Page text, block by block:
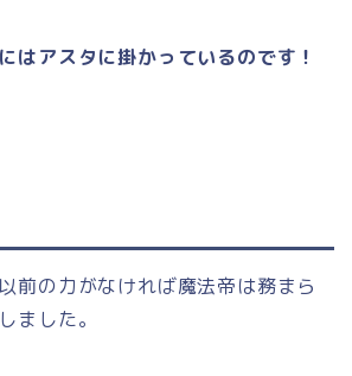
はアスタに掛かっているのです！
前の力がなければ魔法帝は務まら
ました。